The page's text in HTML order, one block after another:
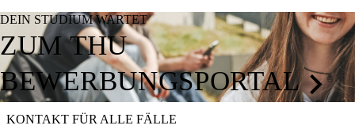
DEIN STUDIUM WARTET
ZUM THU
BEWERBUNGSPORTAL
KONTAKT FÜR ALLE FÄLLE